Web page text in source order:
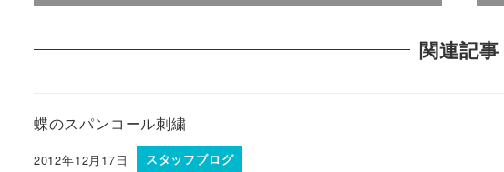
関連記事
蝶のスパンコール刺繍
2012年12月17日 スタッフブログ